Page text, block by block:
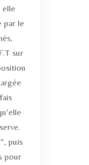
elle
par le
sur
puis
pour